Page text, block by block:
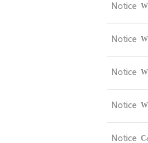
Notice
Notice
Notice
Notice
Notice